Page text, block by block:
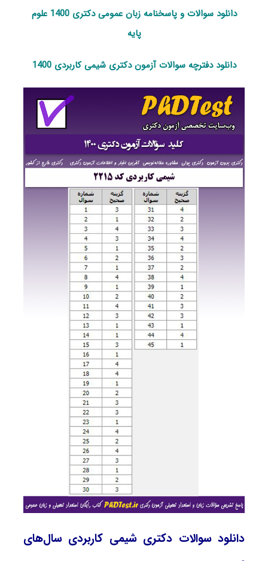
دانلود سوالات و پاسخنامه زبان عمومی دکتری 1400 علوم
پایه
دانلود دفترچه سوالات آزمون دکتری شیمی کاربردی 1400
دانلود سوالات دکتری شیمی کاربردی سال‌های